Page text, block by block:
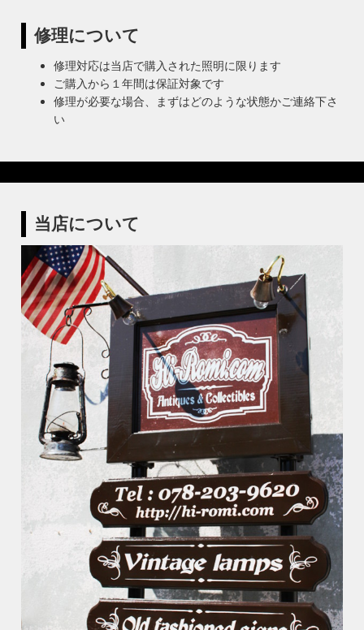
修理について
修理対応は当店で購入された照明に限ります
ご購入から１年間は保証対象です
修理が必要な場合、まずはどのような状態かご連絡下さ
い
当店について